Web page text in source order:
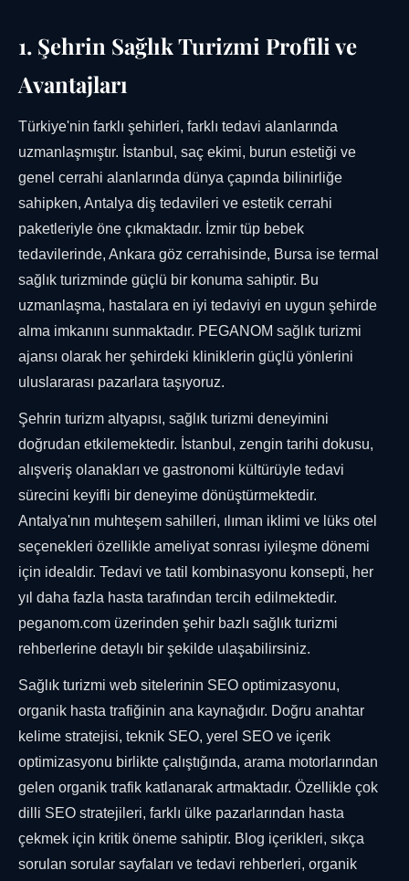
1. Şehrin Sağlık Turizmi Profili ve
Avantajları
Türkiye'nin farklı şehirleri, farklı tedavi alanlarında
uzmanlaşmıştır. İstanbul, saç ekimi, burun estetiği ve
genel cerrahi alanlarında dünya çapında bilinirliğe
sahipken, Antalya diş tedavileri ve estetik cerrahi
paketleriyle öne çıkmaktadır. İzmir tüp bebek
tedavilerinde, Ankara göz cerrahisinde, Bursa ise termal
sağlık turizminde güçlü bir konuma sahiptir. Bu
uzmanlaşma, hastalara en iyi tedaviyi en uygun şehirde
alma imkanını sunmaktadır. PEGANOM sağlık turizmi
ajansı olarak her şehirdeki kliniklerin güçlü yönlerini
uluslararası pazarlara taşıyoruz.
Şehrin turizm altyapısı, sağlık turizmi deneyimini
doğrudan etkilemektedir. İstanbul, zengin tarihi dokusu,
alışveriş olanakları ve gastronomi kültürüyle tedavi
sürecini keyifli bir deneyime dönüştürmektedir.
Antalya'nın muhteşem sahilleri, ılıman iklimi ve lüks otel
seçenekleri özellikle ameliyat sonrası iyileşme dönemi
için idealdir. Tedavi ve tatil kombinasyonu konsepti, her
yıl daha fazla hasta tarafından tercih edilmektedir.
peganom.com üzerinden şehir bazlı sağlık turizmi
rehberlerine detaylı bir şekilde ulaşabilirsiniz.
Sağlık turizmi web sitelerinin SEO optimizasyonu,
organik hasta trafiğinin ana kaynağıdır. Doğru anahtar
kelime stratejisi, teknik SEO, yerel SEO ve içerik
optimizasyonu birlikte çalıştığında, arama motorlarından
gelen organik trafik katlanarak artmaktadır. Özellikle çok
dilli SEO stratejileri, farklı ülke pazarlarından hasta
çekmek için kritik öneme sahiptir. Blog içerikleri, sıkça
sorulan sorular sayfaları ve tedavi rehberleri, organik